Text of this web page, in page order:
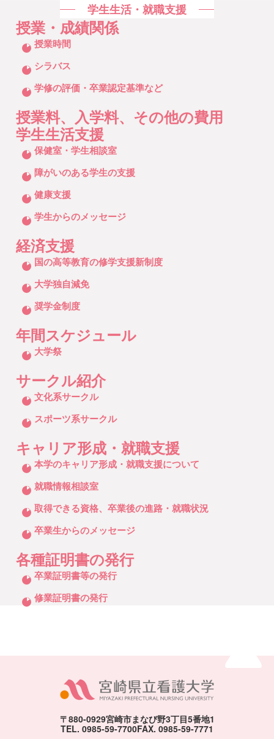
学生生活・就職支援
授業・成績関係
クリックしてリストを開く
授業時間
シラバス
学修の評価・卒業認定基準など
授業料、入学料、その他の費用
学生生活支援
クリックしてリストを開く
保健室・学生相談室
障がいのある学生の支援
健康支援
学生からのメッセージ
経済支援
クリックしてリストを開く
国の高等教育の修学支援新制度
大学独自減免
奨学金制度
年間スケジュール
クリックしてリストを開く
大学祭
サークル紹介
クリックしてリストを開く
文化系サークル
スポーツ系サークル
キャリア形成・就職支援
クリックしてリストを開く
本学のキャリア形成・就職支援について
就職情報相談室
取得できる資格、卒業後の進路・就職状況
卒業生からのメッセージ
各種証明書の発行
クリックしてリストを開く
卒業証明書等の発行
修業証明書の発行
〒880-0929宮崎市まなび野3丁目5番地1
TEL. 0985-59-7700FAX. 0985-59-7771